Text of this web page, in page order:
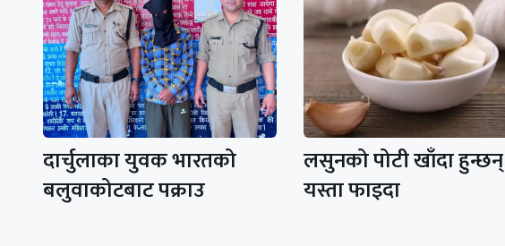
दार्चुलाका युवक भारतको
बलुवाकोटबाट पक्राउ
लसुनको पोटी खाँदा हुन्छन्
यस्ता फाइदा